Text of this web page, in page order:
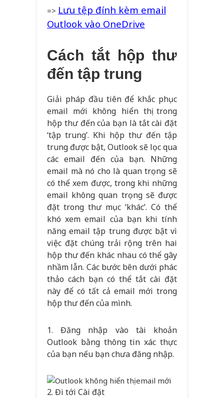
=> Lưu tệp đính kèm email
Outlook vào OneDrive
Cách tắt hộp thư
đến tập trung
Giải pháp đầu tiên để khắc phục
email mới không hiển thị trong
hộp thư đến của bạn là tắt cài đặt
‘tập trung’. Khi hộp thư đến tập
trung được bật, Outlook sẽ lọc qua
các email đến của bạn. Những
email mà nó cho là quan trọng sẽ
có thể xem được, trong khi những
email không quan trọng sẽ được
đặt trong thư mục ‘khác’. Có thể
khó xem email của bạn khi tính
năng email tập trung được bật vì
việc đặt chúng trải rộng trên hai
hộp thư đến khác nhau có thể gây
nhầm lẫn. Các bước bên dưới phác
thảo cách bạn có thể tắt cài đặt
này để có tất cả email mới trong
hộp thư đến của mình.
1. Đăng nhập vào tài khoản
Outlook bằng thông tin xác thực
của bạn nếu bạn chưa đăng nhập.
2. Đi tới Cài đặt